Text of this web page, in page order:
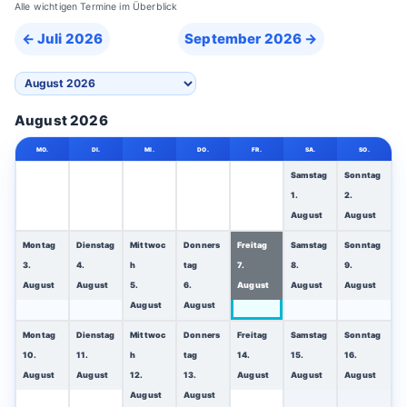
Alle wichtigen Termine im Überblick
← Juli 2026 September 2026 →
A
s
w
l
August 2026
MO. DI. MI. DO. FR. SA. SO.
Samstag
1.
August
Sonntag
2.
August
Montag
3.
August
Dienstag
4.
August
Mittwoc
h
5.
August
Donners
tag
6.
August
Freitag
7.
August
Samstag
8.
August
Sonntag
9.
August
Montag
10.
August
Dienstag
11.
August
Mittwoc
h
12.
August
Donners
tag
13.
August
Freitag
14.
August
Samstag
15.
August
Sonntag
16.
August